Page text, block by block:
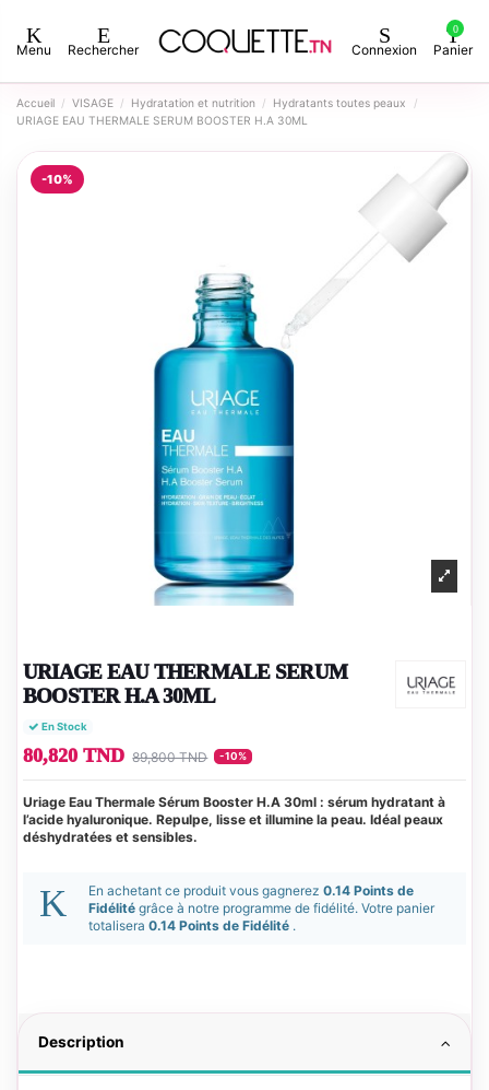
Menu Rechercher Connexion
0
Panier
Accueil VISAGE Hydratation et nutrition
Hydratants toutes peaux
URIAGE EAU THERMALE SERUM BOOSTER H.A 30ML
-10%
URIAGE EAU THERMALE SERUM
BOOSTER H.A 30ML
En Stock
80,820 TND 89,800 TND -10%
Uriage Eau Thermale Sérum Booster H.A 30ml : sérum hydratant à
l’acide hyaluronique. Repulpe, lisse et illumine la peau. Idéal peaux
déshydratées et sensibles.
En achetant ce produit vous gagnerez 0.14 Points de
Fidélité grâce à notre programme de fidélité. Votre panier
totalisera 0.14 Points de Fidélité .
Description